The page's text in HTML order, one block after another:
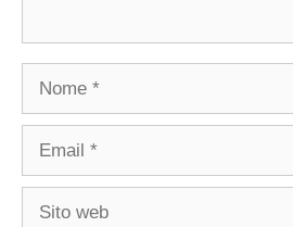
Nome
Email
Sito